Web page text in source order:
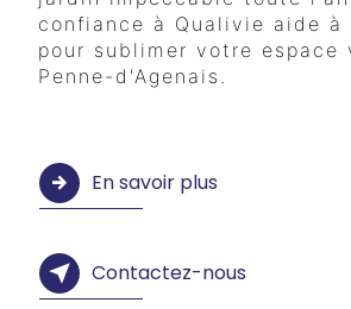
confiance à Qualivie aide à
pour sublimer votre espace
Penne-d'Agenais.
En savoir plus
Contactez-nous